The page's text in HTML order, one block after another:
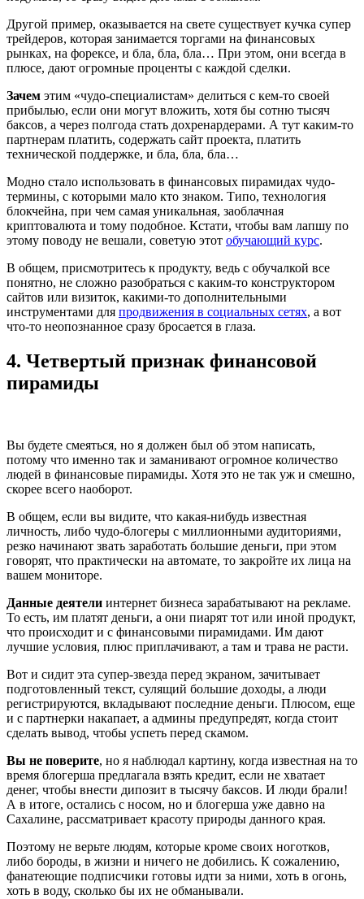
Другой пример, оказывается на свете существует кучка супер
трейдеров, которая занимается торгами на финансовых
рынках, на форексе, и бла, бла, бла… При этом, они всегда в
плюсе, дают огромные проценты с каждой сделки.
Зачем этим «чудо-специалистам» делиться с кем-то своей
прибылью, если они могут вложить, хотя бы сотню тысяч
баксов, а через полгода стать дохренардерами. А тут каким-то
партнерам платить, содержать сайт проекта, платить
технической поддержке, и бла, бла, бла…
Модно стало использовать в финансовых пирамидах чудо-
термины, с которыми мало кто знаком. Типо, технология
блокчейна, при чем самая уникальная, заоблачная
криптовалюта и тому подобное. Кстати, чтобы вам лапшу по
этому поводу не вешали, советую этот обучающий курс.
В общем, присмотритесь к продукту, ведь с обучалкой все
понятно, не сложно разобраться с каким-то конструктором
сайтов или визиток, какими-то дополнительными
инструментами для продвижения в социальных сетях, а вот
что-то неопознанное сразу бросается в глаза.
4. Четвертый признак финансовой
пирамиды
Вы будете смеяться, но я должен был об этом написать,
потому что именно так и заманивают огромное количество
людей в финансовые пирамиды. Хотя это не так уж и смешно,
скорее всего наоборот.
В общем, если вы видите, что какая-нибудь известная
личность, либо чудо-блогеры с миллионными аудиториями,
резко начинают звать заработать большие деньги, при этом
говорят, что практически на автомате, то закройте их лица на
вашем мониторе.
Данные деятели интернет бизнеса зарабатывают на рекламе.
То есть, им платят деньги, а они пиарят тот или иной продукт,
что происходит и с финансовыми пирамидами. Им дают
лучшие условия, плюс приплачивают, а там и трава не расти.
Вот и сидит эта супер-звезда перед экраном, зачитывает
подготовленный текст, сулящий большие доходы, а люди
регистрируются, вкладывают последние деньги. Плюсом, еще
и с партнерки накапает, а админы предупредят, когда стоит
сделать вывод, чтобы успеть перед скамом.
Вы не поверите, но я наблюдал картину, когда известная на то
время блогерша предлагала взять кредит, если не хватает
денег, чтобы внести дипозит в тысячу баксов. И люди брали!
А в итоге, остались с носом, но и блогерша уже давно на
Сахалине, рассматривает красоту природы данного края.
Поэтому не верьте людям, которые кроме своих ноготков,
либо бороды, в жизни и ничего не добились. К сожалению,
фанатеющие подписчики готовы идти за ними, хоть в огонь,
хоть в воду, сколько бы их не обманывали.